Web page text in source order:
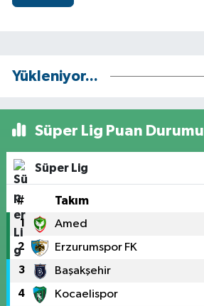
Yükleniyor...
Süper Lig Puan Durumu
Süper Lig
# Takım
1 Amed
2 Erzurumspor FK
3 Başakşehir
4 Kocaelispor